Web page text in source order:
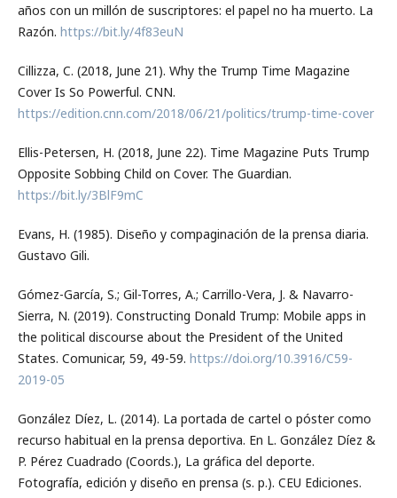
años con un millón de suscriptores: el papel no ha muerto. La
Razón. https://bit.ly/4f83euN
Cillizza, C. (2018, June 21). Why the Trump Time Magazine
Cover Is So Powerful. CNN.
https://edition.cnn.com/2018/06/21/politics/trump-time-cover
Ellis-Petersen, H. (2018, June 22). Time Magazine Puts Trump
Opposite Sobbing Child on Cover. The Guardian.
https://bit.ly/3BlF9mC
Evans, H. (1985). Diseño y compaginación de la prensa diaria.
Gustavo Gili.
Gómez-García, S.; Gil-Torres, A.; Carrillo-Vera, J. & Navarro-
Sierra, N. (2019). Constructing Donald Trump: Mobile apps in
the political discourse about the President of the United
States. Comunicar, 59, 49-59. https://doi.org/10.3916/C59-
2019-05
González Díez, L. (2014). La portada de cartel o póster como
recurso habitual en la prensa deportiva. En L. González Díez &
P. Pérez Cuadrado (Coords.), La gráfica del deporte.
Fotografía, edición y diseño en prensa (s. p.). CEU Ediciones.